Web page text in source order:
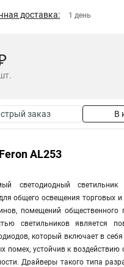
доставка: 1 день
заказ В
AL253
светодиодный
общего освещения торговых
помещений общественного
светильников является
который включает в
помех, устойчив к воздействию
Драйверы такого типа